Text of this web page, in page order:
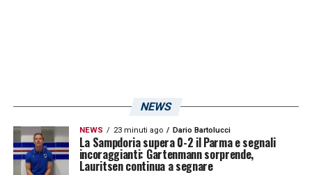
NEWS
NEWS 23 minuti ago Dario Bartolucci
La Sampdoria supera 0-2 il Parma e segnali
incoraggianti: Gartenmann sorprende,
Lauritsen continua a segnare